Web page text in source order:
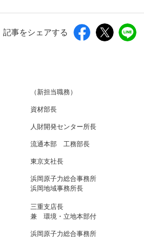
記事をシェアする
（新担当職務）
資材部長
人財開発センター所長
流通本部 工務部長
東京支社長
浜岡原子力総合事務所
浜岡地域事務所長
三重支店長
兼 環境・立地本部付
浜岡原子力総合事務所